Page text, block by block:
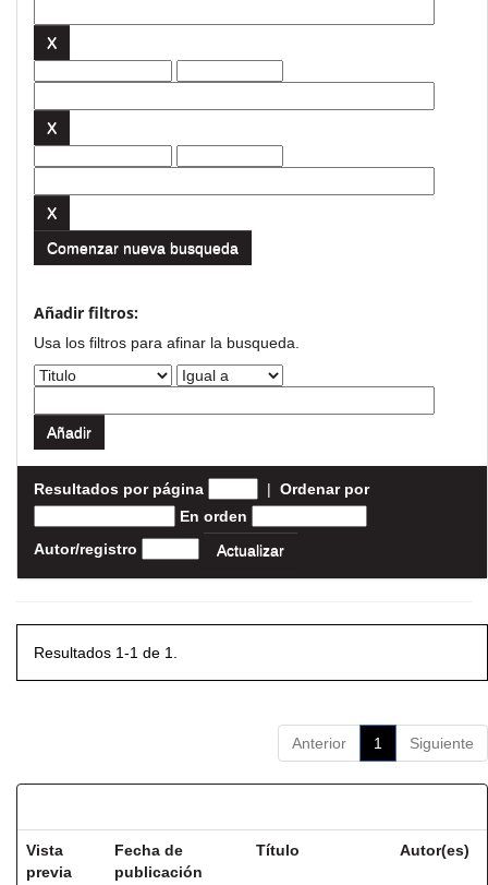
Comenzar nueva busqueda
Añadir filtros:
Usa los filtros para afinar la busqueda.
Resultados por página | Ordenar por
En orden
Autor/registro
Resultados 1-1 de 1.
Anterior 1 Siguiente
Vista
previa
Fecha de
publicación
Título Autor(es)